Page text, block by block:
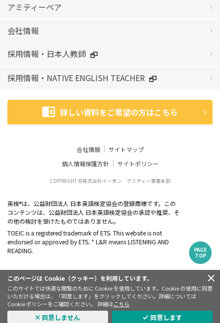
このページは Cookie（クッキー）を利用しています。
このサイトでは快適な閲覧のために Cookie を使用しています。Cookie の使用に同意
いただける場合は、「同意します」をクリックしてください。詳細については
Cookie ポリシーをご確認ください。 詳細はこちら
同意しません 同意します
PAGE
TOP
アミティーベア
会社情報
採用情報・日本人教師
採用情報・NATIVE ENGLISH TEACHER
詳しい資料をご希望の方はこちら
会社情報
サイトマップ
個人情報保護方針
サイトポリシー
COPYRIGHT ©株式会社イーオン アミティー事業本部
英検®は、公益財団法人 日本英語検定協会の登録商標です。この
コンテンツは、公益財団法人 日本英語検定協会の承認や推奨、そ
の他の検討を受けたものではありません。
TOEIC is a registered trademark of ETS. This website is not
endorsed or approved by ETS. * L&R means LISTENING AND
READING.